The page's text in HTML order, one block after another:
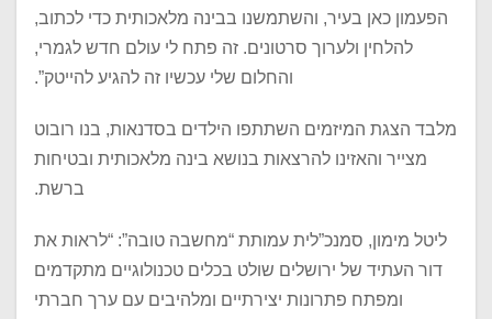
הפעמון כאן בעיר, והשתמשנו בבינה מלאכותית כדי לכתוב,
להלחין ולערוך סרטונים. זה פתח לי עולם חדש לגמרי,
והחלום שלי עכשיו זה להגיע להייטק”.
מלבד הצגת המיזמים השתתפו הילדים בסדנאות, בנו רובוט
מצייר והאזינו להרצאות בנושא בינה מלאכותית ובטיחות
ברשת.
ליטל מימון, סמנכ”לית עמותת “מחשבה טובה”: “לראות את
דור העתיד של ירושלים שולט בכלים טכנולוגיים מתקדמים
ומפתח פתרונות יצירתיים ומלהיבים עם ערך חברתי